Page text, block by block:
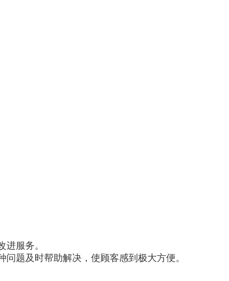
进服务。
题及时帮助解决，使顾客感到极大方便。